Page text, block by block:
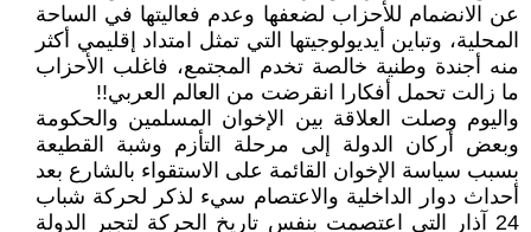
عن الانضمام للأحزاب لضعفها وعدم فعاليتها في الساحة
المحلية، وتباين أيديولوجيتها التي تمثل امتداد إقليمي أكثر
منه أجندة وطنية خالصة تخدم المجتمع، فاغلب الأحزاب
ما زالت تحمل أفكارا انقرضت من العالم العربي!!
واليوم وصلت العلاقة بين الإخوان المسلمين والحكومة
وبعض أركان الدولة إلى مرحلة التأزم وشبة القطيعة
بسبب سياسة الإخوان القائمة على الاستقواء بالشارع بعد
أحداث دوار الداخلية والاعتصام سيء لذكر لحركة شباب
24 آذار التي اعتصمت بنفس تاريخ الحركة لتجبر الدولة